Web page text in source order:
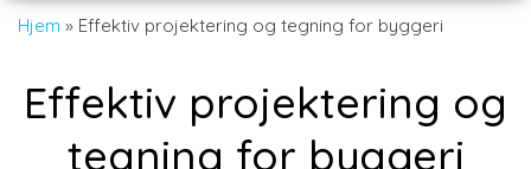
Hjem » Effektiv projektering og tegning for byggeri
Effektiv projektering og
tegning for byggeri